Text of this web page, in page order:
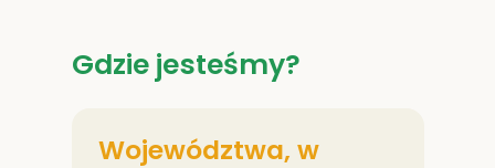
Gdzie jesteśmy?
Województwa, w